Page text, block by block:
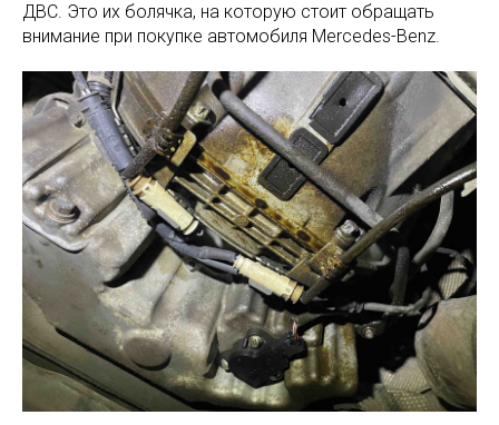
ДВС. Это их болячка, на которую стоит обращать
внимание при покупке автомобиля Mercedes-Benz.